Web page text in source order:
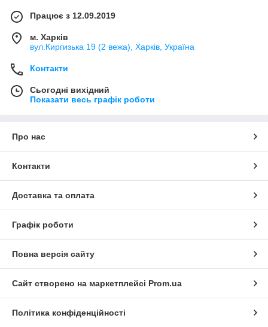
Працює з 12.09.2019
м. Харків
вул.Киргизька 19 (2 вежа), Харків, Україна
Контакти
Сьогодні вихідний
Показати весь графік роботи
Про нас
Контакти
Доставка та оплата
Графік роботи
Повна версія сайту
Сайт створено на маркетплейсі Prom.ua
Політика конфіденційності